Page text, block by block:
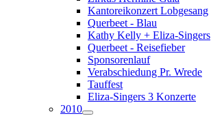
Kantoreikonzert Lobgesang
Querbeet - Blau
Kathy Kelly + Eliza-Singers
Querbeet - Reisefieber
Sponsorenlauf
Verabschiedung Pr. Wrede
Tauffest
Eliza-Singers 3 Konzerte
2010